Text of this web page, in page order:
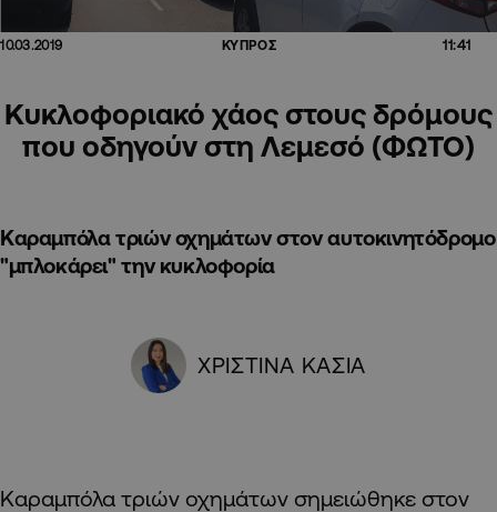
10.03.2019 ΚΥΠΡΟΣ 11:41
Κυκλοφοριακό χάος στους δρόμους
που οδηγούν στη Λεμεσό (ΦΩΤΟ)
Καραμπόλα τριών οχημάτων στον αυτοκινητόδρομο
"μπλοκάρει" την κυκλοφορία
ΧΡΙΣΤΙΝΑ ΚΑΣΙΑ
Καραμπόλα τριών οχημάτων σημειώθηκε στον